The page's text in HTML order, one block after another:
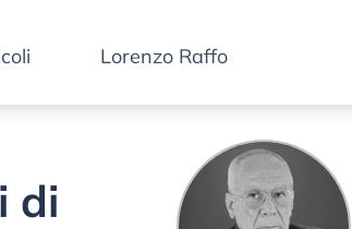
Lorenzo Raffo
di